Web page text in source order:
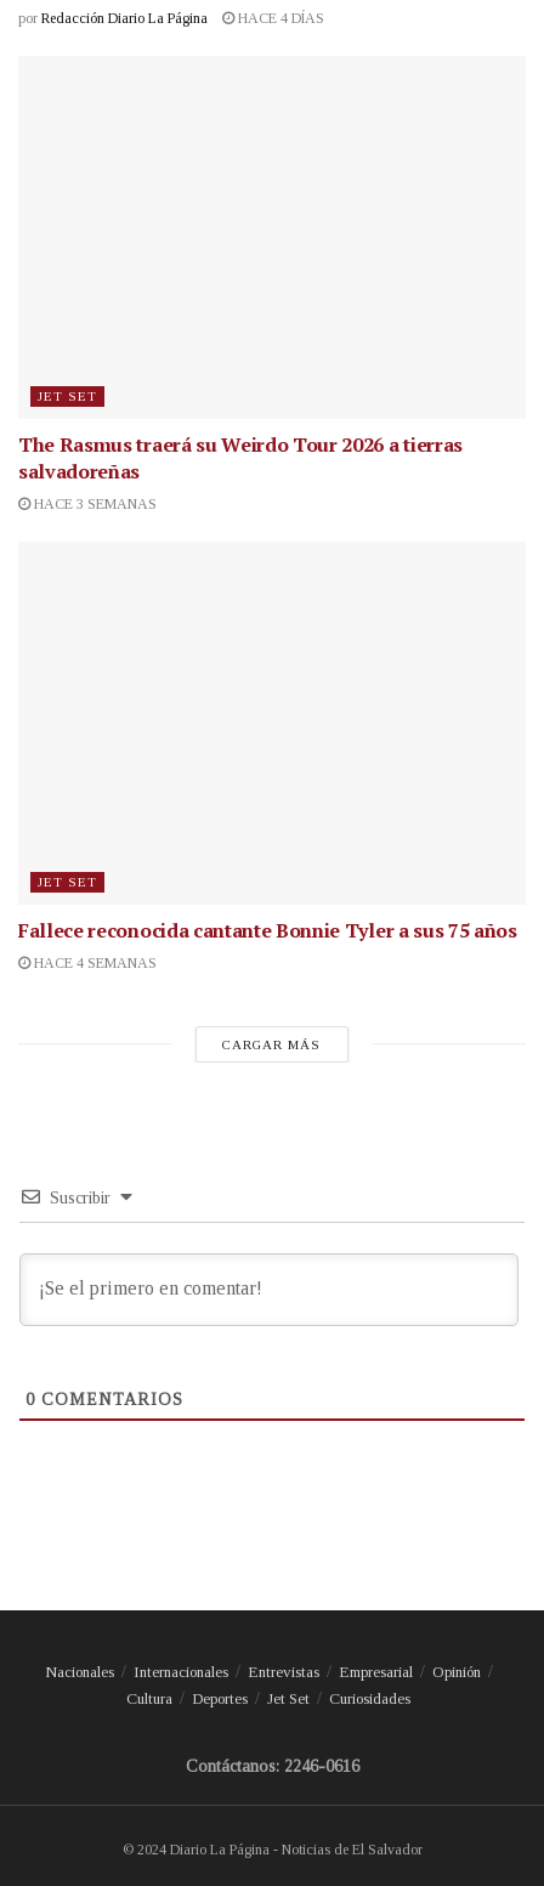
por Redacción Diario La Página HACE 4 DÍAS
JET SET
The Rasmus traerá su Weirdo Tour 2026 a tierras
salvadoreñas
HACE 3 SEMANAS
JET SET
Fallece reconocida cantanteBonnie Tyler a sus 75 años
HACE 4 SEMANAS
CARGAR MÁS
Suscribir
0 COMENTARIOS
Nacionales Internacionales Entrevistas Empresarial
Opinión
Cultura
Deportes Jet Set Curiosidades
Contáctanos: 2246-0616
© 2024 Diario La Página - Noticias de El Salvador